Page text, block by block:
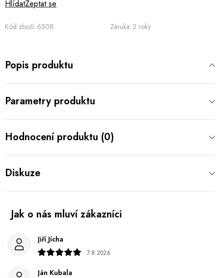
Kód zboží: 6508 Záruka: 2 roky
Zeptat se
Hlídat
Popis produktu
Parametry produktu
Hodnocení produktu (0)
Diskuze
Jiří Jícha
7.8.2026
Ján Kubala